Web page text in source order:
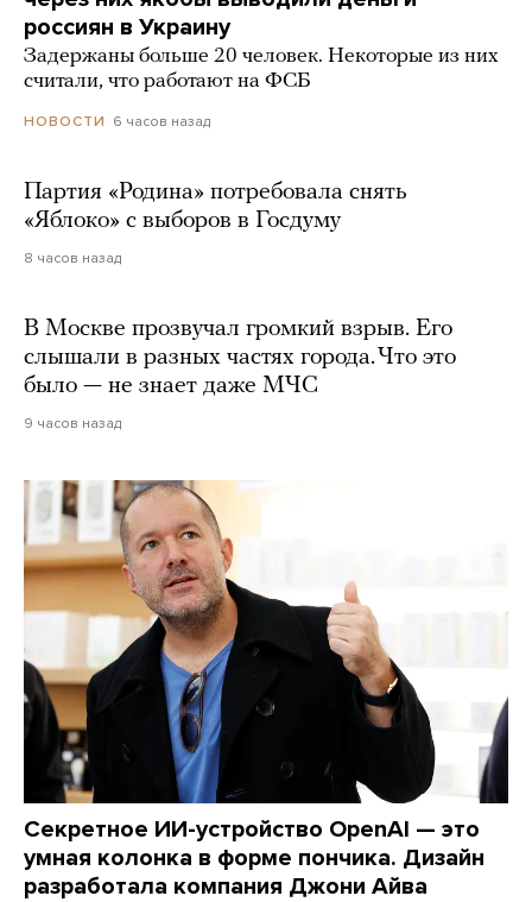
россиян в Украину
Задержаны больше 20 человек. Некоторые из них
считали, что работают на ФСБ
НОВОСТИ 6 часов назад
Партия «Родина» потребовала снять
«Яблоко» с выборов в Госдуму
8 часов назад
В Москве прозвучал громкий взрыв. Его
слышали в разных частях города. Что это
было — не знает даже МЧС
9 часов назад
Секретное ИИ-устройство OpenAI — это
умная колонка в форме пончика. Дизайн
разработала компания Джони Айва